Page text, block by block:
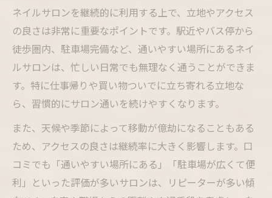
ネイルサロンで美しさを続ける秘訣
ネイルサロンで長持ちするデザインを選ぶ
方法
ケア重視のネイルサロンで美しい指先を保
つ
プ
ネイルサロンでの定期的な爪ケアの重要性
ネイルサロンのアフターサービスを活用し
ネイルサロンを継続的に利用する上で、立地やアクセス
の良さは非常に重要なポイントです。駅近やバス停から
徒歩圏内、駐車場完備など、通いやすい場所にあるネイ
ルサロンは、忙しい日常でも無理なく通うことができま
す。特に仕事帰りや買い物ついでに立ち寄れる立地な
ら、習慣的にサロン通いを続けやすくなります。
また、天候や季節によって移動が億劫になることもある
ため、アクセスの良さは継続率に大きく影響します。口
コミでも「通いやすい場所にある」「駐車場が広くて便
利」といった評価が多いサロンは、リピーターが多い傾